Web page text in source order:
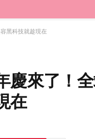
黑科技就趁現在
慶來了！
在